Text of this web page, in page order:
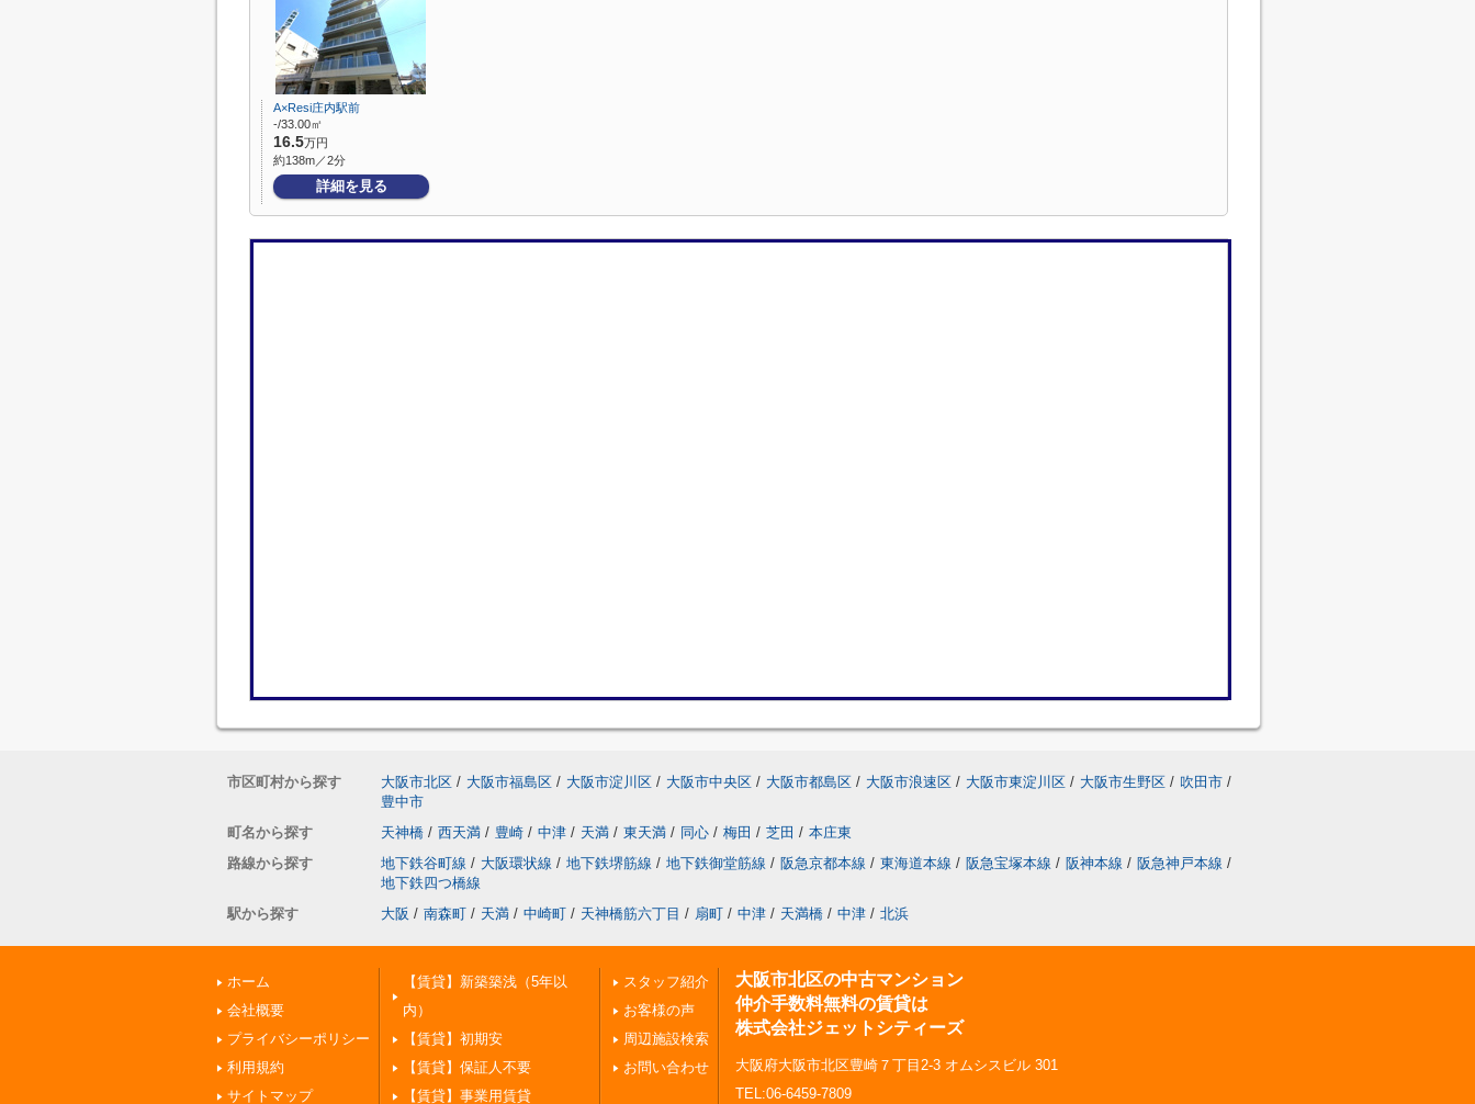
A×Resi庄内駅前
-/33.00㎡
16.5万円
約138m／2分
詳細を見る
市区町村から探す 大阪市北区 / 大阪市福島区 / 大阪市淀川区 / 大阪市中央区 / 大阪市都島区 / 大阪市浪速区 / 大阪市東淀川区 / 大阪市生野区 / 吹田市 /
豊中市
町名から探す
天神橋 / 西天満 / 豊崎 / 中津 / 天満 / 東天満 / 同心 / 梅田 / 芝田 / 本庄東
路線から探す
地下鉄谷町線 / 大阪環状線 / 地下鉄堺筋線 / 地下鉄御堂筋線 / 阪急京都本線 / 東海道本線 / 阪急宝塚本線 / 阪神本線 / 阪急神戸本線 /
地下鉄四つ橋線
駅から探す
大阪 / 南森町 / 天満 / 中崎町 / 天神橋筋六丁目 / 扇町 / 中津 / 天満橋 / 中津 / 北浜
ホーム
会社概要
プライバシーポリシー
利用規約
サイトマップ
【賃貸】新築築浅（5年以
内）
【賃貸】初期安
【賃貸】保証人不要
【賃貸】事業用賃貸
スタッフ紹介
お客様の声
周辺施設検索
お問い合わせ
大阪市北区の中古マンション
仲介手数料無料の賃貸は
株式会社ジェットシティーズ
大阪府大阪市北区豊崎７丁目2-3 オムシスビル 301
TEL:06-6459-7809